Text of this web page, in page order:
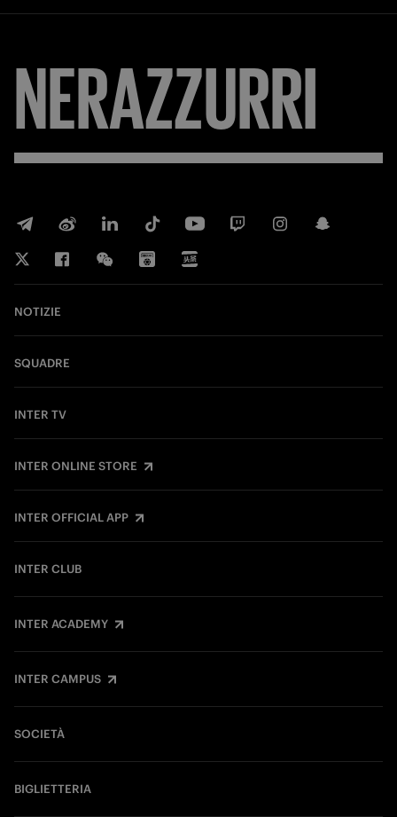
NERAZZURRI
NOTIZIE
SQUADRE
INTER TV
INTER ONLINE STORE
INTER OFFICIAL APP
INTER CLUB
INTER ACADEMY
INTER CAMPUS
SOCIETÀ
BIGLIETTERIA